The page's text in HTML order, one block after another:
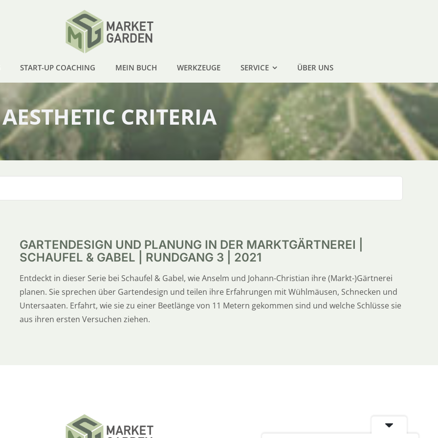
START-UP COACHING MEIN BUCH WERKZEUGE SERVICE ÜBER UNS
AESTHETIC CRITERIA
GARTENDESIGN UND PLANUNG IN DER MARKTGÄRTNEREI |
SCHAUFEL & GABEL | RUNDGANG 3 | 2021
Entdeckt in dieser Serie bei Schaufel & Gabel, wie Anselm und Johann-Christian ihre (Markt-)Gärtnerei
planen. Sie sprechen über Gartendesign und teilen ihre Erfahrungen mit Wühlmäusen, Schnecken und
Untersaaten. Erfahrt, wie sie zu einer Beetlänge von 11 Metern gekommen sind und welche Schlüsse sie
aus ihren ersten Versuchen ziehen.